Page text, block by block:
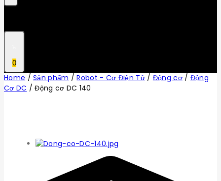
0
Home / Sản phẩm / Robot - Cơ Điện Tử / Động cơ / Động
Cơ DC / Động cơ DC 140